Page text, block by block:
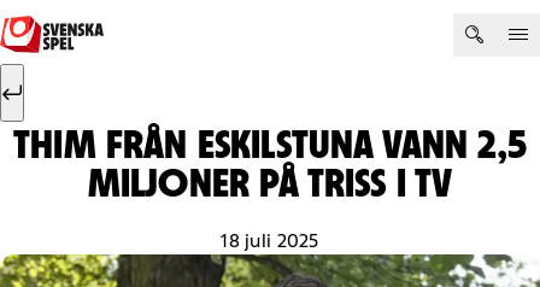
Hoppa till innehåll
Sök efter:
THIM FRÅN ESKILSTUNA VANN 2,5
MILJONER PÅ TRISS I TV
18 juli 2025